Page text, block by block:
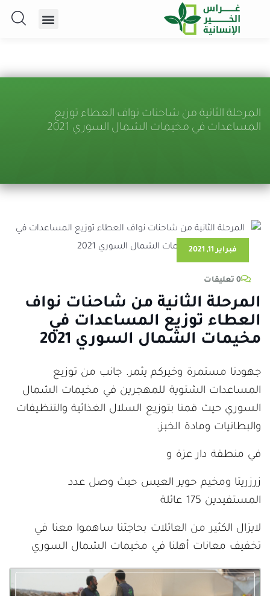
المرحلة الثانية من شاحنات نواف العطاء توزيع
المساعدات في مخيمات الشمال السوري 2021
فبراير 11, 2021
0 تعليقات
المرحلة الثانية من شاحنات نواف
العطاء توزيع المساعدات في
مخيمات الشمال السوري 2021
جهودنا مستمرة وخيركم يثمر. جانب من توزيع
المساعدات الشتوية للمهجرين في مخيمات الشمال
السوري حيث قمنا بتوزيع السلال الغذائية والتنظيفات
والبطانيات ومادة الخبز.
في منطقة دار عزة و
زرزريتا ومخيم حوير العيس حيث وصل عدد
المستفيدين 175 عائلة
لايزال الكثير من العائلات بحاجتنا ساهموا معنا في
تخفيف معانات أهلنا في مخيمات الشمال السوري